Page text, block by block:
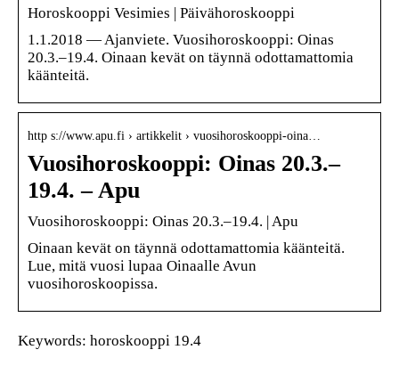
Horoskooppi Vesimies | Päivähoroskooppi
1.1.2018 — Ajanviete. Vuosihoroskooppi: Oinas
20.3.–19.4. Oinaan kevät on täynnä odottamattomia
käänteitä.
http s://www.apu.fi › artikkelit › vuosihoroskooppi-oina…
Vuosihoroskooppi: Oinas 20.3.–
19.4. – Apu
Vuosihoroskooppi: Oinas 20.3.–19.4. | Apu
Oinaan kevät on täynnä odottamattomia käänteitä.
Lue, mitä vuosi lupaa Oinaalle Avun
vuosihoroskoopissa.
Keywords: horoskooppi 19.4